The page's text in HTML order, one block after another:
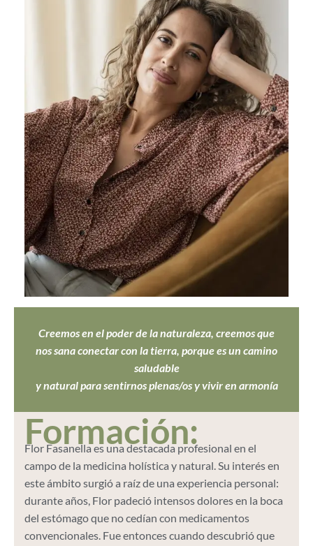
Creemos en el poder de la naturaleza, creemos que
nos sana conectar con la tierra, porque es un camino
saludable
y natural para sentirnos plenas/os y vivir en armonía
Formación:
Flor Fasanella es una destacada profesional en el
campo de la medicina holística y natural. Su interés en
este ámbito surgió a raíz de una experiencia personal:
durante años, Flor padeció intensos dolores en la boca
del estómago que no cedían con medicamentos
convencionales. Fue entonces cuando descubrió que